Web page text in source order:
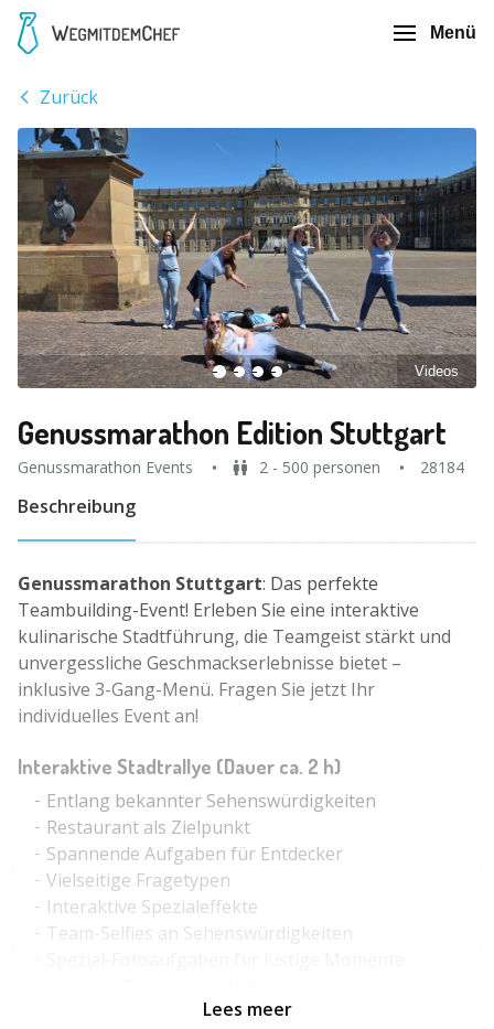
Menü
Zurück
Videos
Genussmarathon Edition Stuttgart
Genussmarathon Events 2 - 500 personen 28184
Beschreibung
Genussmarathon Stuttgart: Das perfekte
Teambuilding-Event! Erleben Sie eine interaktive
kulinarische Stadtführung, die Teamgeist stärkt und
unvergessliche Geschmackserlebnisse bietet –
inklusive 3-Gang-Menü. Fragen Sie jetzt Ihr
individuelles Event an!
Interaktive Stadtrallye (Dauer ca. 2 h)
Entlang bekannter Sehenswürdigkeiten
Restaurant als Zielpunkt
Spannende Aufgaben für Entdecker
Vielseitige Fragetypen
Interaktive Spezialeffekte
Team-Selfies an Sehenswürdigkeiten
Persönlicher Spiel-Operator inklusive
Lees meer